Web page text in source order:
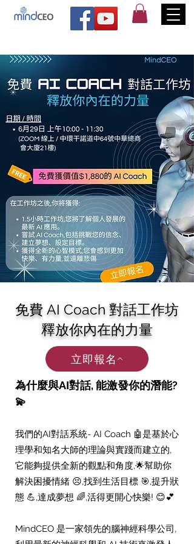
免費 AI Coach 對話工作坊
釋放你內在的力量
立即報名
為什麼與AI對話, 能激發你的潛能?
💫
我們的AI對話系統- AI Coach 🤖是基於心
理學和知名大師的理論與實踐而建立的,
它能夠提供全新的觀點和角度,🌟幫助你
解決困擾情緒 😣,找到生活目標 🎯,提升狀
態 💪,達成夢想 🌈,活得更開心快樂! 😊💕
MindCEO 是一家領先的腦神經科學公司,